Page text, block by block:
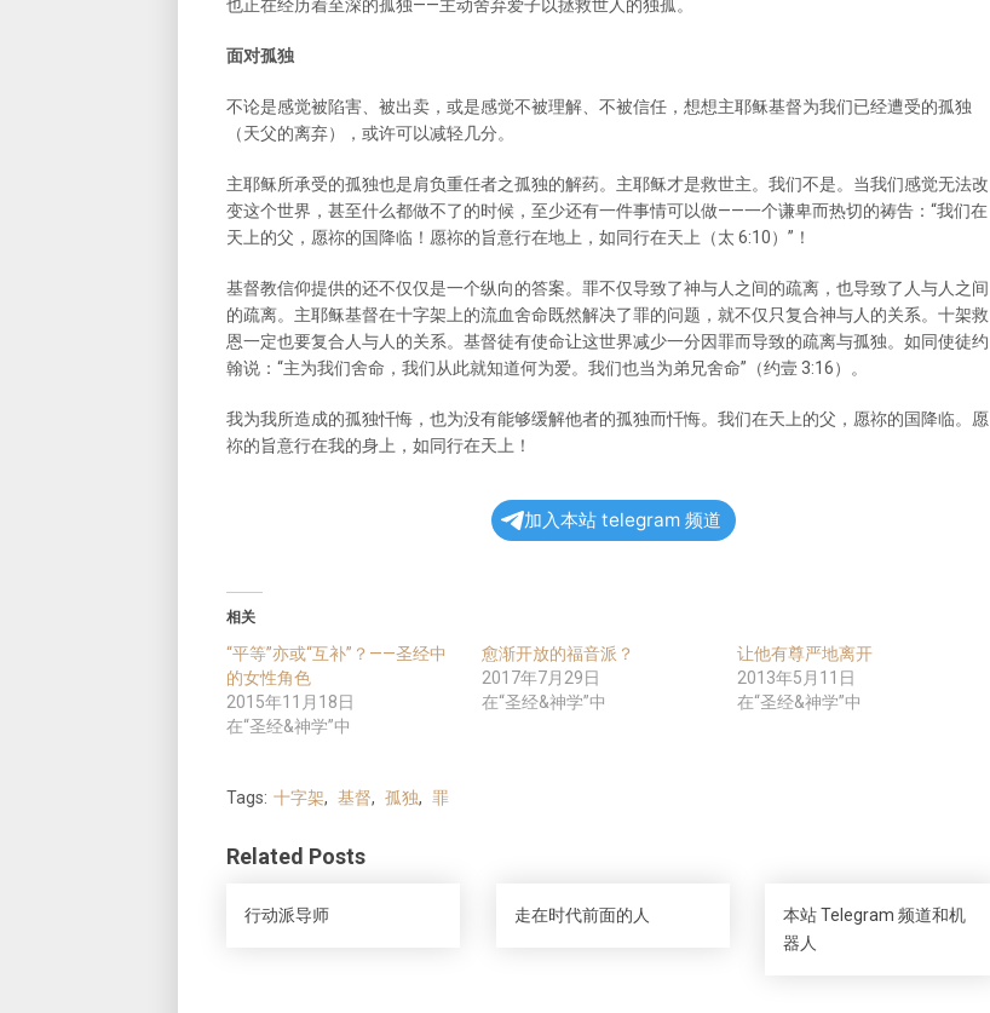
也正在经历着至深的孤独——主动舍弃爱子以拯救世人的独孤。
面对孤独
不论是感觉被陷害、被出卖，或是感觉不被理解、不被信任，想想主耶稣基督为我们已经遭受的孤独
（天父的离弃），或许可以减轻几分。
主耶稣所承受的孤独也是肩负重任者之孤独的解药。主耶稣才是救世主。我们不是。当我们感觉无法改
变这个世界，甚至什么都做不了的时候，至少还有一件事情可以做——一个谦卑而热切的祷告：“我们在
天上的父，愿祢的国降临！愿祢的旨意行在地上，如同行在天上（太 6:10）”！
基督教信仰提供的还不仅仅是一个纵向的答案。罪不仅导致了神与人之间的疏离，也导致了人与人之间
的疏离。主耶稣基督在十字架上的流血舍命既然解决了罪的问题，就不仅只复合神与人的关系。十架救
恩一定也要复合人与人的关系。基督徒有使命让这世界减少一分因罪而导致的疏离与孤独。如同使徒约
翰说：“主为我们舍命，我们从此就知道何为爱。我们也当为弟兄舍命”（约壹 3:16）。
我为我所造成的孤独忏悔，也为没有能够缓解他者的孤独而忏悔。我们在天上的父，愿祢的国降临。愿
祢的旨意行在我的身上，如同行在天上！
加入本站 telegram 频道
相关
“平等”亦或“互补”？——圣经中
的女性角色
2015年11月18日
在“圣经&神学”中
愈渐开放的福音派？
2017年7月29日
在“圣经&神学”中
让他有尊严地离开
2013年5月11日
在“圣经&神学”中
Tags: 十字架, 基督, 孤独, 罪
Related Posts
行动派导师 走在时代前面的人
本站 Telegram 频道和机
器人